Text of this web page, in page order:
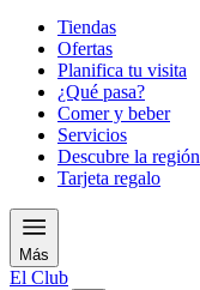
Tiendas
Ofertas
Planifica tu visita
¿Qué pasa?
Comer y beber
Servicios
Descubre la región
Tarjeta regalo
Más
El Club